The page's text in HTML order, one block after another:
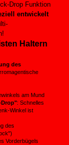
Drop Funktion
entwickelt
Haltern
des
am Mund
Drop": Schnelles
Winkel ist
des
Vorderbügels